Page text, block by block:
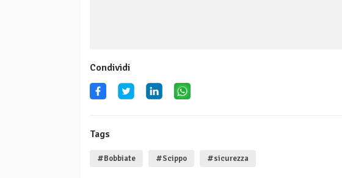
Condividi
Tags
#Bobbiate #Scippo #sicurezza